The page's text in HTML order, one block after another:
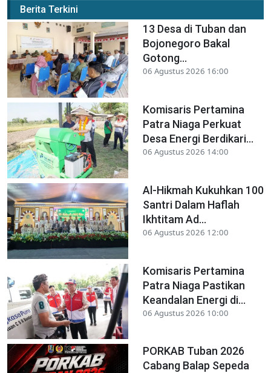
Berita Terkini
13 Desa di Tuban dan
Bojonegoro Bakal
Gotong...
06 Agustus 2026 16:00
Komisaris Pertamina
Patra Niaga Perkuat
Desa Energi Berdikari...
06 Agustus 2026 14:00
Al-Hikmah Kukuhkan 100
Santri Dalam Haflah
Ikhtitam Ad...
06 Agustus 2026 12:00
Komisaris Pertamina
Patra Niaga Pastikan
Keandalan Energi di...
06 Agustus 2026 10:00
PORKAB Tuban 2026
Cabang Balap Sepeda